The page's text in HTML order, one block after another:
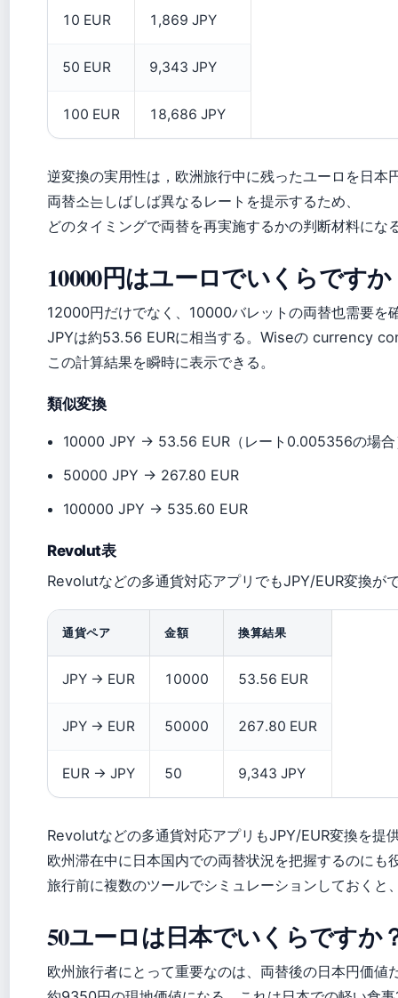
10 EUR 1,869 JPY
50 EUR 9,343 JPY
100 EUR 18,686 JPY
逆変換の実用性は，欧洲旅行中に残ったユーロを日本
両替소는しばしば異なるレートを提示するため、
どのタイミングで両替を再実施するかの判断材料にな
10000円はユーロでいくらです
12000円だけでなく、10000バレットの両替也需要を
JPYは約53.56 EURに相当する。Wiseの currency
この計算結果を瞬時に表示できる。
類似変換
10000 JPY → 53.56 EUR（レート0.005356の場合
50000 JPY → 267.80 EUR
100000 JPY → 535.60 EUR
Revolut表
Revolutなどの多通貨対応アプリでもJPY/EUR変換が
通貨ペア 金額 換算結果
JPY → EUR 10000 53.56 EUR
JPY → EUR 50000 267.80 EUR
EUR → JPY 50 9,343 JPY
Revolutなどの多通貨対応アプリもJPY/EUR変換を提
欧州滞在中に日本国内での両替状況を把握するのにも
旅行前に複数のツールでシミュレーションしておく
50ユーロは日本でいくらですか
欧州旅行者にとって重要なのは、両替後の日本円価値